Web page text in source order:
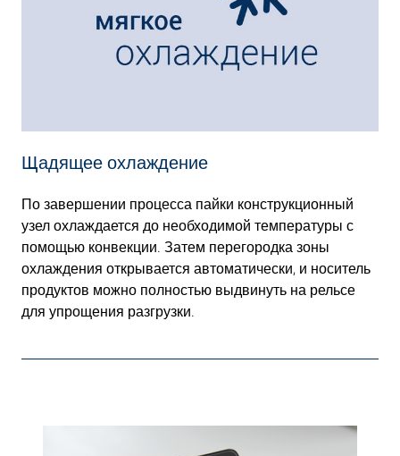
Щадящее охлаждение
По завершении процесса пайки конструкционный
узел охлаждается до необходимой температуры с
помощью конвекции. Затем перегородка зоны
охлаждения открывается автоматически, и носитель
продуктов можно полностью выдвинуть на рельсе
для упрощения разгрузки.